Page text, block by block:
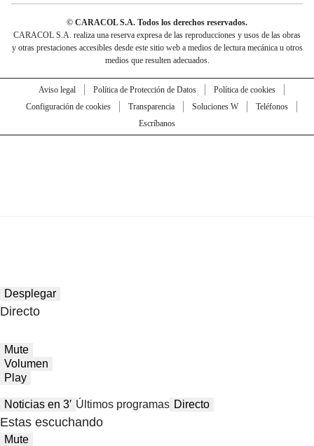
© CARACOL S.A. Todos los derechos reservados.
CARACOL S.A. realiza una reserva expresa de las reproducciones y usos de las obras
y otras prestaciones accesibles desde este sitio web a medios de lectura mecánica u otros
medios que resulten adecuados.
Aviso legal Política de Protección de Datos
Política de cookies
Configuración de cookies
Transparencia Soluciones W
Teléfonos
Escríbanos
Desplegar
Directo
Mute
Volumen
Play
Noticias en 3′ Últimos programas Directo
Estas escuchando
Mute